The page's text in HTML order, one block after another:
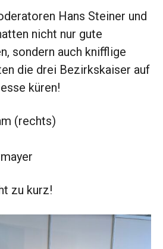
Hans Steiner und
nicht nur gute
sondern auch knifflige
die drei Bezirkskaiser auf
küren!
(rechts)
zu kurz!